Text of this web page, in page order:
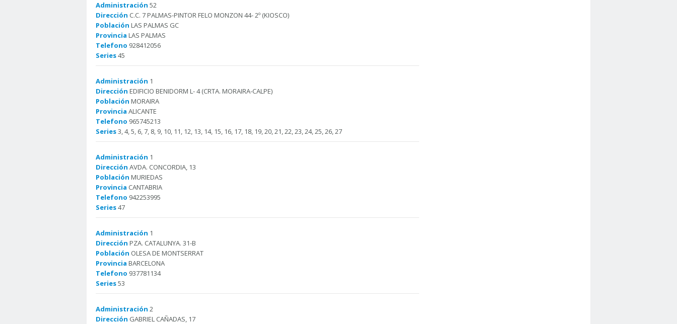
Administración 52
Dirección C.C. 7 PALMAS-PINTOR FELO MONZON 44- 2º (KIOSCO)
Población LAS PALMAS GC
Provincia LAS PALMAS
Telefono 928412056
Series45
Administración 1
Dirección EDIFICIO BENIDORM L- 4 (CRTA. MORAIRA-CALPE)
Población MORAIRA
Provincia ALICANTE
Telefono 965745213
Series3, 4, 5, 6, 7, 8, 9, 10, 11, 12, 13, 14, 15, 16, 17, 18, 19, 20, 21, 22, 23, 24, 25, 26, 27
Administración 1
Dirección AVDA. CONCORDIA, 13
Población MURIEDAS
Provincia CANTABRIA
Telefono 942253995
Series47
Administración 1
Dirección PZA. CATALUNYA. 31-B
Población OLESA DE MONTSERRAT
Provincia BARCELONA
Telefono 937781134
Series53
Administración 2
Dirección GABRIEL CAÑADAS, 17